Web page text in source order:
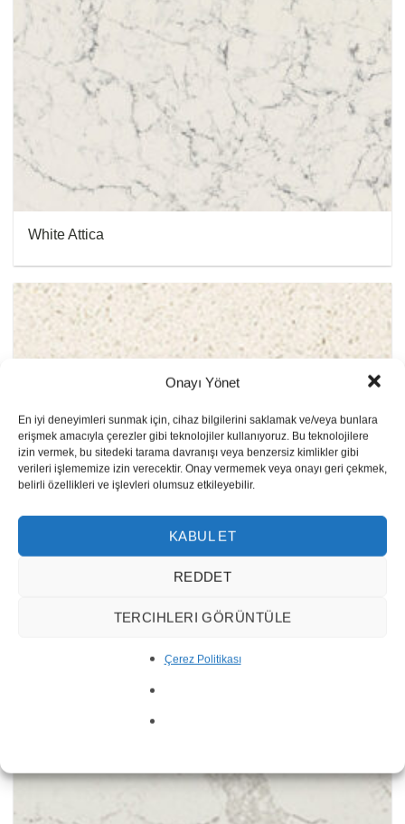
Onayı Yönet
En iyi deneyimleri sunmak için, cihaz bilgilerini saklamak ve/veya bunlara
erişmek amacıyla çerezler gibi teknolojiler kullanıyoruz. Bu teknolojilere
izin vermek, bu sitedeki tarama davranışı veya benzersiz kimlikler gibi
verileri işlememize izin verecektir. Onay vermemek veya onayı geri çekmek,
belirli özellikleri ve işlevleri olumsuz etkileyebilir.
KABUL ET
REDDET
TERCIHLERI GÖRÜNTÜLE
Çerez Politikası
White Attica